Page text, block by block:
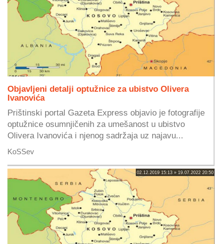
Objavljeni detalji optužnice za ubistvo Olivera
Ivanovića
Prištinski portal Gazeta Express objavio je fotografije
optužnice osumnjičenih za umešanost u ubistvo
Olivera Ivanovića i njenog sadržaja uz najavu...
KoSSev
02.12.2019 15:13 » 19.07.2022 20:50